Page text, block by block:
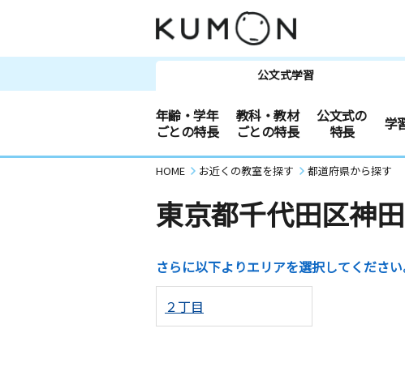
公文式学習
年齢・学年
ごとの特長
教科・教材
ごとの特長
公文式の
特長
学
HOME お近くの教室を探す 都道府県から探す
東京都千代田区神
さらに以下よりエリアを選択してください
２丁目